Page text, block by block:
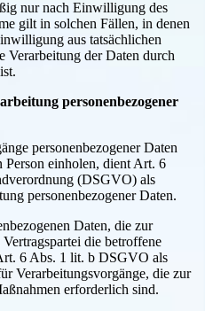
nur nach Einwilligung des
gilt in solchen Fällen, in denen
aus tatsächlichen
Verarbeitung der Daten durch
personenbezogener
personenbezogener Daten
einholen, dient Art. 6
(DSGVO) als
personenbezogener Daten.
Daten, die zur
die betroffene
6 Abs. 1 lit. b DSGVO als
Verarbeitungsvorgänge, die zur
erforderlich sind.